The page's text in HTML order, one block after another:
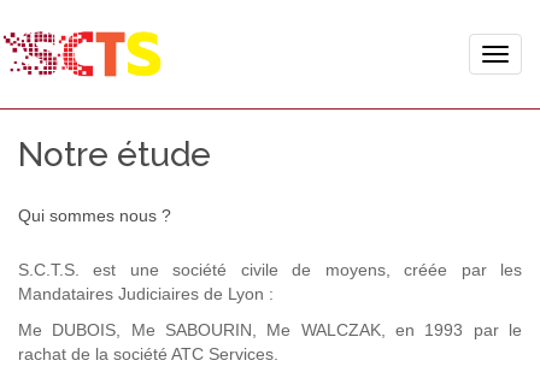
Toggle
Notre étude
Qui sommes nous ?
S.C.T.S. est une société civile de moyens, créée par les
Mandataires Judiciaires de Lyon :
Me DUBOIS, Me SABOURIN, Me WALCZAK, en 1993 par le
rachat de la société ATC Services.